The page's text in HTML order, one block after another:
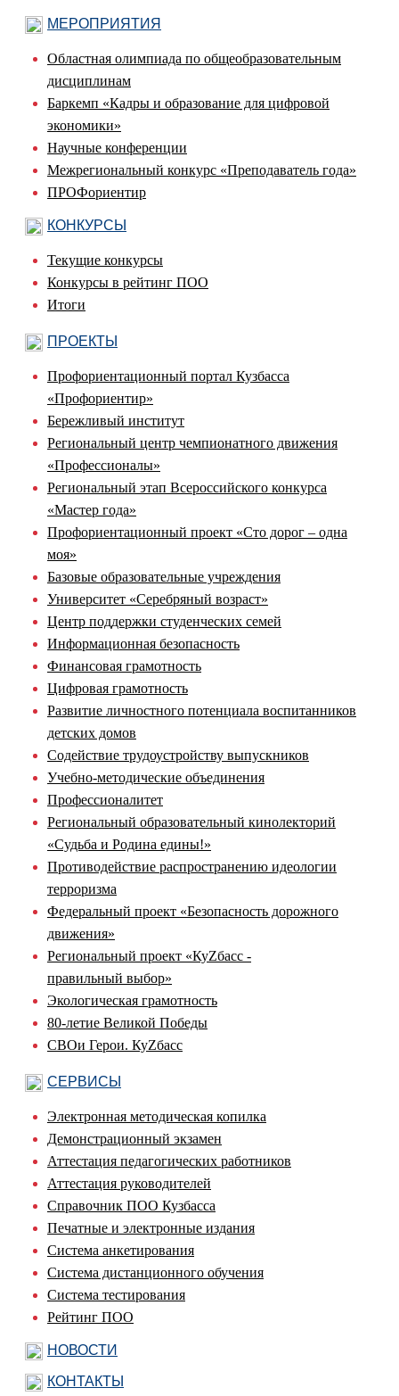
МЕРОПРИЯТИЯ
Областная олимпиада по общеобразовательным
дисциплинам
Баркемп «Кадры и образование для цифровой
экономики»
Научные конференции
Межрегиональный конкурс «Преподаватель года»
ПРОФориентир
КОНКУРСЫ
Текущие конкурсы
Конкурсы в рейтинг ПОО
Итоги
ПРОЕКТЫ
Профориентационный портал Кузбасса
«Профориентир»
Бережливый институт
Региональный центр чемпионатного движения
«Профессионалы»
Региональный этап Всероссийского конкурса
«Мастер года»
Профориентационный проект «Сто дорог – одна
моя»
Базовые образовательные учреждения
Университет «Серебряный возраст»
Центр поддержки студенческих семей
Информационная безопасность
Финансовая грамотность
Цифровая грамотность
Развитие личностного потенциала воспитанников
детских домов
Содействие трудоустройству выпускников
Учебно-методические объединения
Профессионалитет
Региональный образовательный кинолекторий
«Судьба и Родина едины!»
Противодействие распространению идеологии
терроризма
Федеральный проект «Безопасность дорожного
движения»
Региональный проект «КуZбасс -
правильный выбор»
Экологическая грамотность
80-летие Великой Победы
СВОи Герои. КуZбасс
СЕРВИСЫ
Электронная методическая копилка
Демонстрационный экзамен
Аттестация педагогических работников
Аттестация руководителей
Справочник ПОО Кузбасса
Печатные и электронные издания
Система анкетирования
Система дистанционного обучения
Система тестирования
Рейтинг ПОО
НОВОСТИ
КОНТАКТЫ